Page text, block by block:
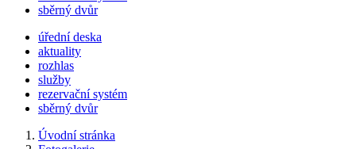
sběrný dvůr
úřední deska
aktuality
rozhlas
služby
rezervační systém
sběrný dvůr
Úvodní stránka